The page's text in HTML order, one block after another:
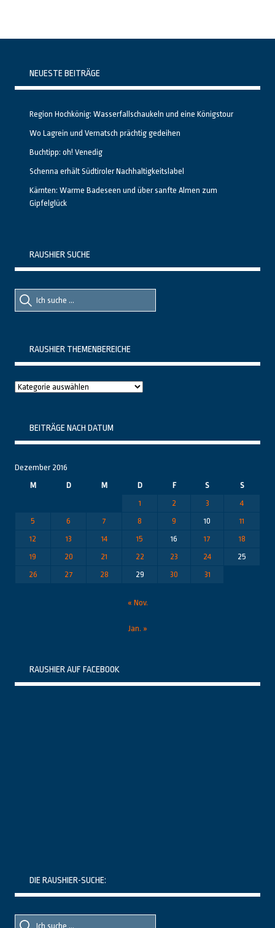
NEUESTE BEITRÄGE
Region Hochkönig: Wasserfallschaukeln und eine Königstour
Wo Lagrein und Vernatsch prächtig gedeihen
Buchtipp: oh! Venedig
Schenna erhält Südtiroler Nachhaltigkeitslabel
Kärnten: Warme Badeseen und über sanfte Almen zum
Gipfelglück
RAUSHIER SUCHE
Suche
nach::
Suche
nach:
RAUSHIER THEMENBEREICHE
Raushier
BEITRÄGE NACH DATUM
Dezember 2016
M
D M D F S
S
1
2 3
4
5
6 7 8 9 10
11
12
13 14 15 16 17
18
19
20 21 22 23 24
25
26
27 28 29 30 31
« Nov.
Jan. »
RAUSHIER AUF FACEBOOK
DIE RAUSHIER-SUCHE:
Suche
Suche